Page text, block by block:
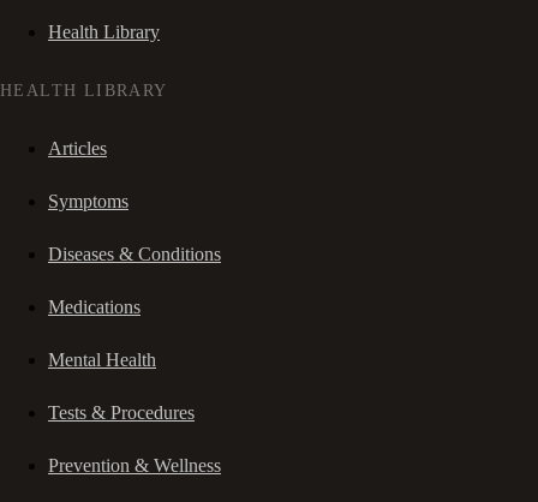
Health Library
HEALTH LIBRARY
Articles
Symptoms
Diseases & Conditions
Medications
Mental Health
Tests & Procedures
Prevention & Wellness